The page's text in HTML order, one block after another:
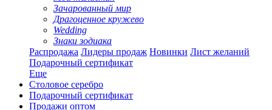
Зачарованный мир
Драгоценное кружево
Wedding
Знаки зодиака
Распродажа Лидеры продаж Новинки Лист желаний
Подарочный сертификат
Еще
Столовое серебро
Подарочный сертификат
Продажи оптом